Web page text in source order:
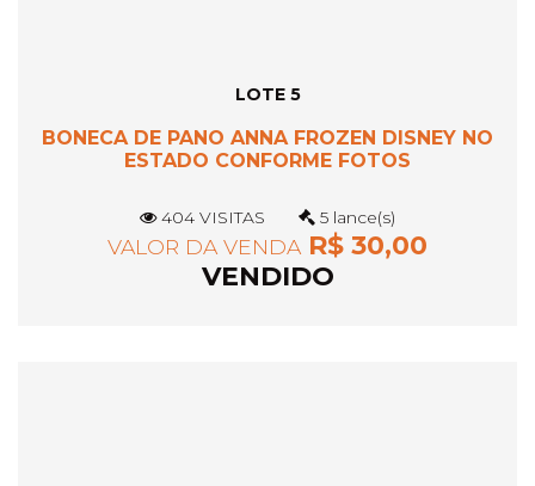
LOTE 5
BONECA DE PANO ANNA FROZEN DISNEY NO
ESTADO CONFORME FOTOS
404 VISITAS 5 lance(s)
VALOR DA VENDA R$ 30,00
VENDIDO